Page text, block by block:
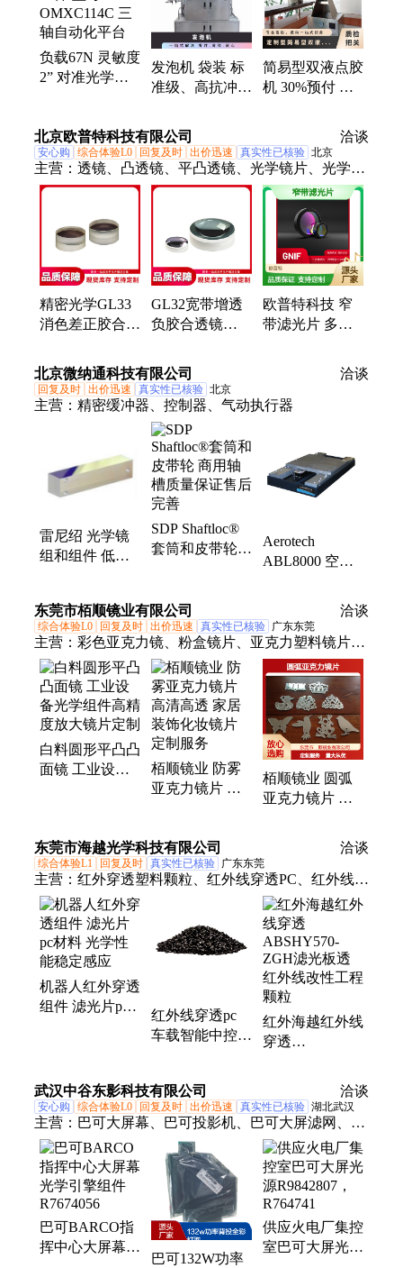
负载67N 灵敏度
2” 对准光学组
轴自动化平台
发泡机 袋装 标
准级、高抗冲高
牌经销 粉状 板
色
简易型双液点胶
机 30%预付 型
形尺寸300* 一
年
北京欧普特科技有限公司 洽谈
安心购 综合体验L0 回复及时 出价迅速 真实性已核验 北京
主营： 透镜、凸透镜、平凸透镜、光学镜片、光学透
镜、光学平晶、双凸透镜、平凹透镜、双凹透镜、非
球透镜、平凸柱面透镜、平凹柱面透镜、棱镜、直角
棱镜、偏振分光棱镜、反射镜、平凹球面反射镜、直
角反射镜、分光平片、宽带分光平片、滤光片、窄带
滤光片、带通滤光片、波片、正胶合消色差透镜
精密光学GL33
消色差正胶合柱
波段一维放大成
像组件
GL32宽带增透
负胶合透镜
光消色差光学组
件
欧普特科技 窄
带滤光片 多波
北京微纳通科技有限公司 洽谈
回复及时 出价迅速 真实性已核验 北京
主营： 精密缓冲器、控制器、气动执行器
雷尼绍 光学镜
组和组件 低热
SDP Shaftloc®
套筒和皮带轮
Aerotech
ABL8000 空气
东莞市栢顺镜业有限公司 洽谈
综合体验L0 回复及时 出价迅速 真实性已核验 广东东莞
主营： 彩色亚克力镜、粉盒镜片、亚克力塑料镜片加
工、方形圆角亚克力凸面镜、化妆盒贴膜玻璃镜片、
带膜玻璃镜片、亚克力凹面镜
白料圆形平凸凸
面镜 工业设备
栢顺镜业 防雾
亚克力镜片 高
制服务
栢顺镜业 圆弧
亚克力镜片 高
度达标 车载化
妆两用
东莞市海越光学科技有限公司 洽谈
综合体验L1 回复及时 真实性已核验 广东东莞
主营： 红外穿透塑料颗粒、红外线穿透PC、红外线穿
透PMMA、透红外光学塑料、红外线穿透ABS、红外
滤光板、红外滤光膜、红外滤光片
机器人红外穿透
组件 滤光片pc
红外线穿透pc
车载智能中控面
红外海越红外线
穿透
ZGH滤光板透
红外线改性工程
颗粒
武汉中谷东影科技有限公司 洽谈
安心购 综合体验L0 回复及时 出价迅速 真实性已核验 湖北武汉
主营： 巴可大屏幕、巴可投影机、巴可大屏滤网、巴
可灯泡、巴可大屏幕维修、巴可滤网、巴可投影显
示、巴可控制器、巴可工程机、巴可设备维护
巴可BARCO指
挥中心大屏幕光
巴可132W功率
供应火电厂集控
室巴可大屏光源